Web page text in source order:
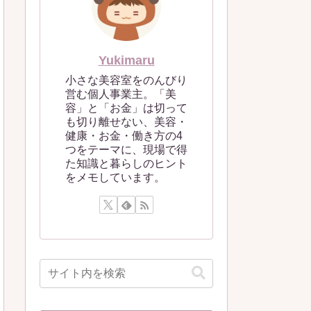
Yukimaru
小さな美容室をのんびり
営む個人事業主。「美
容」と「お金」は切って
も切り離せない、美容・
健康・お金・働き方の4
つをテーマに、現場で得
た知識と暮らしのヒント
をメモしています。